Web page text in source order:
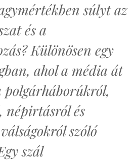
súlyt az
és a
Különösen egy
ahol a média át
népirtásról és
szóló
szál